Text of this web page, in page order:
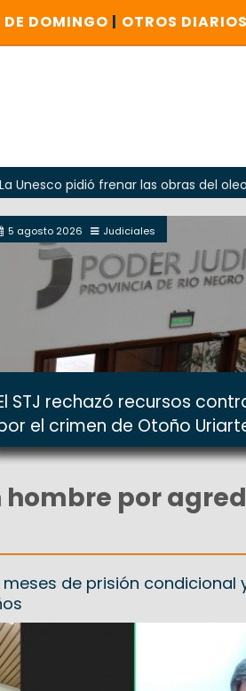
DOMINGO | OTROS DIARIOS
pidió frenar las obras del oleoducto
5 agosto 2026 Judiciales
STJ rechazó recursos
el crimen de Otoño
hombre por
de prisión condicional